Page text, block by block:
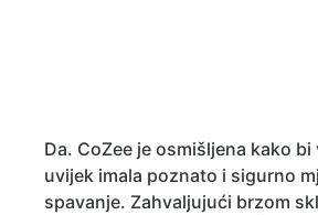
Da. CoZee je osmišljena kako bi
uvijek imala poznato i sigurno
spavanje. Zahvaljujući brzom